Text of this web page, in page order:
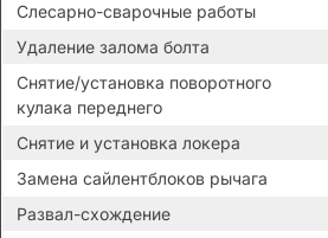
Слесарно-сварочные работы
Удаление залома болта
Снятие/установка поворотного
кулака переднего
Снятие и установка локера
Замена сайлентблоков рычага
Развал-схождение